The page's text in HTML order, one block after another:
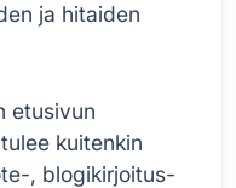
ja hitaiden
etusivun
kuitenkin
, blogikirjoitus-